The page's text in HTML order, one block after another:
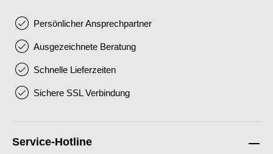
Persönlicher Ansprechpartner
Ausgezeichnete Beratung
Schnelle Lieferzeiten
Sichere SSL Verbindung
Service-Hotline